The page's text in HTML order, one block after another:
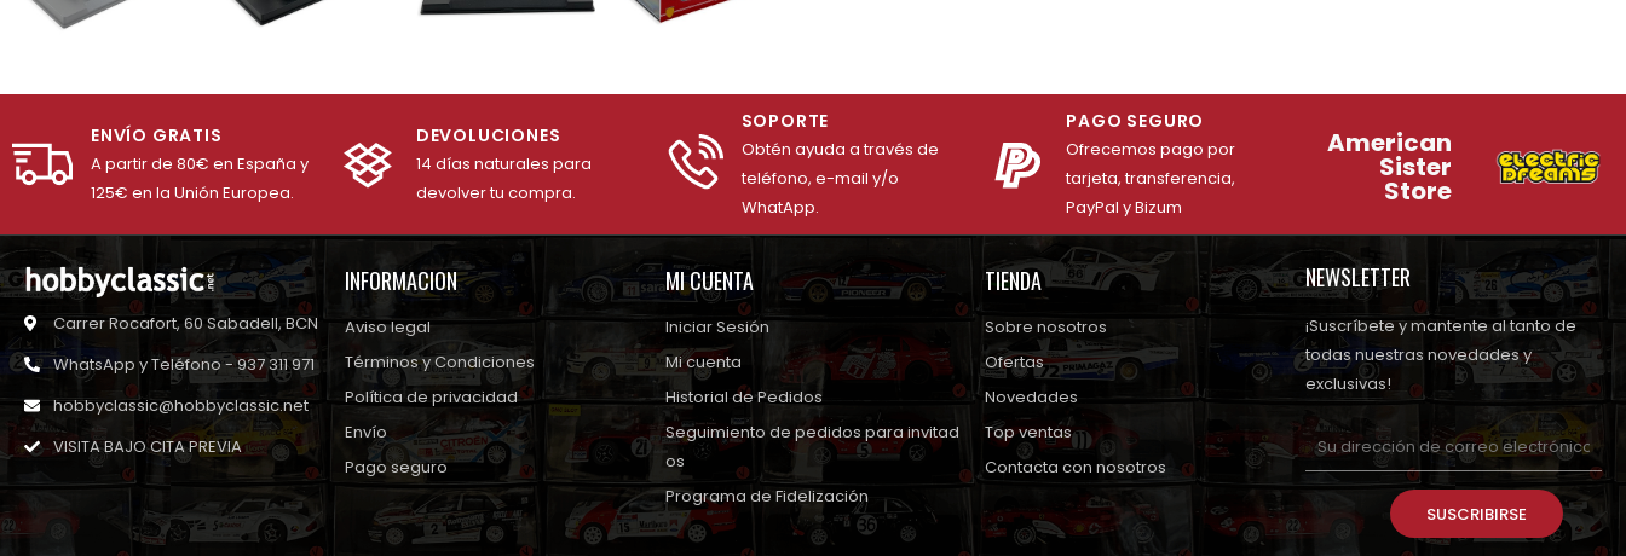
ENVÍO GRATIS
A partir de 80€ en España y
125€ en la Unión Europea.
DEVOLUCIONES
14 días naturales para
devolver tu compra.
SOPORTE
Obtén ayuda a través de
teléfono, e-mail y/o
WhatApp.
PAGO SEGURO
Ofrecemos pago por
tarjeta, transferencia,
PayPal y Bizum
American
Sister
Store
Carrer Rocafort, 60 Sabadell, BCN
WhatsApp y Teléfono - 937 311 971
hobbyclassic@hobbyclassic.net
VISITA BAJO CITA PREVIA
INFORMACION
Aviso legal
Términos y Condiciones
Política de privacidad
Envío
Pago seguro
MI CUENTA
Iniciar Sesión
Mi cuenta
Historial de Pedidos
Seguimiento de pedidos para invitad
os
Programa de Fidelización
TIENDA
Sobre nosotros
Ofertas
Novedades
Top ventas
Contacta con nosotros
NEWSLETTER
¡Suscríbete y mantente al tanto de
todas nuestras novedades y
exclusivas!
SUSCRIBIRSE